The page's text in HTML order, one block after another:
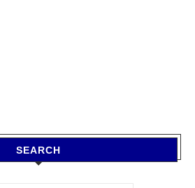
SEARCH